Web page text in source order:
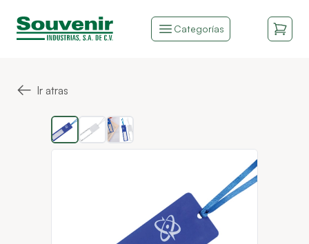
Categorías
← Ir atras